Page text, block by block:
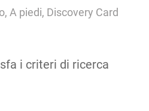
A piedi, Discovery Card
i criteri di ricerca